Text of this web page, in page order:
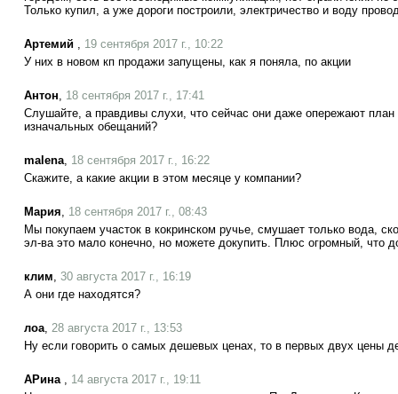
Только купил, а уже дороги построили, электричество и воду
Артемий , 19 сентября 2017 г., 10:22
У них в новом кп продажи запущены, как я поняла, по акции
Антон, 18 сентября 2017 г., 17:41
Слушайте, а правдивы слухи, что сейчас они даже опережают
изначальных обещаний?
malena, 18 сентября 2017 г., 16:22
Скажите, а какие акции в этом месяце у компании?
Мария, 18 сентября 2017 г., 08:43
Мы покупаем участок в кокринском ручье, смушает только вода,
эл-ва это мало конечно, но можете докупить. Плюс огромный, что
клим, 30 августа 2017 г., 16:19
А они где находятся?
лоа, 28 августа 2017 г., 13:53
Ну если говорить о самых дешевых ценах, то в первых двух цены
АРина , 14 августа 2017 г., 19:11